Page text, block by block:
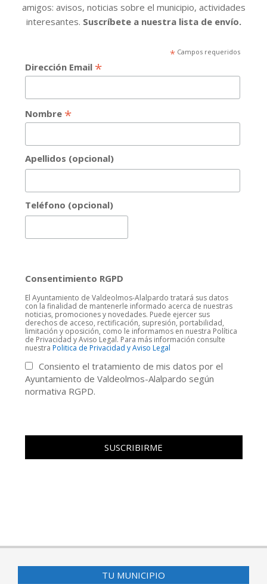
amigos: avisos, noticias sobre el municipio, actividades
interesantes. Suscríbete a nuestra lista de envío.
*Campos requeridos
Dirección Email *
Nombre *
Apellidos (opcional)
Teléfono (opcional)
Consentimiento RGPD
El Ayuntamiento de Valdeolmos-Alalpardo tratará sus datos
con la finalidad de mantenerle informado acerca de nuestras
noticias, promociones y novedades. Puede ejercer sus
derechos de acceso, rectificación, supresión, portabilidad,
limitación y oposición, como le informamos en nuestra Política
de Privacidad y Aviso Legal. Para más información consulte
nuestra Politica de Privacidad y Aviso Legal
Consiento el tratamiento de mis datos por el
Ayuntamiento de Valdeolmos-Alalpardo según
normativa RGPD.
TU MUNICIPIO